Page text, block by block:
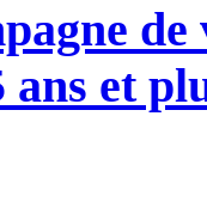
ans et